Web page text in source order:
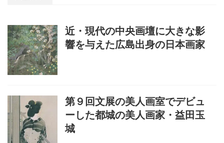
近・現代の中央画壇に大きな影
響を与えた広島出身の日本画家
第９回文展の美人画室でデビュ
ーした都城の美人画家・益田玉
城